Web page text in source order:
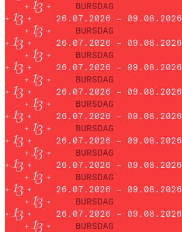
BURSDAG
26.07.2026 – 09.08.2026
BURSDAG
26.07.2026 – 09.08.2026
BURSDAG
26.07.2026 – 09.08.2026
BURSDAG
26.07.2026 – 09.08.2026
BURSDAG
26.07.2026 – 09.08.2026
BURSDAG
26.07.2026 – 09.08.2026
BURSDAG
26.07.2026 – 09.08.2026
BURSDAG
26.07.2026 – 09.08.2026
BURSDAG
26.07.2026 – 09.08.2026
BURSDAG